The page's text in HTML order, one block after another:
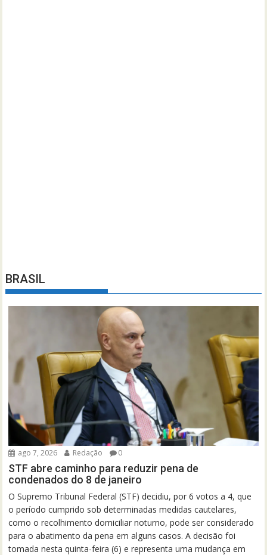
BRASIL
ago 7, 2026 Redação 0
STF abre caminho para reduzir pena de
condenados do 8 de janeiro
O Supremo Tribunal Federal (STF) decidiu, por 6 votos a 4, que
o período cumprido sob determinadas medidas cautelares,
como o recolhimento domiciliar noturno, pode ser considerado
para o abatimento da pena em alguns casos. A decisão foi
tomada nesta quinta-feira (6) e representa uma mudança em